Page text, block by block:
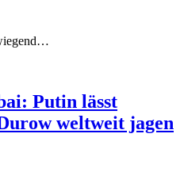
Putin lässt
weltweit jagen